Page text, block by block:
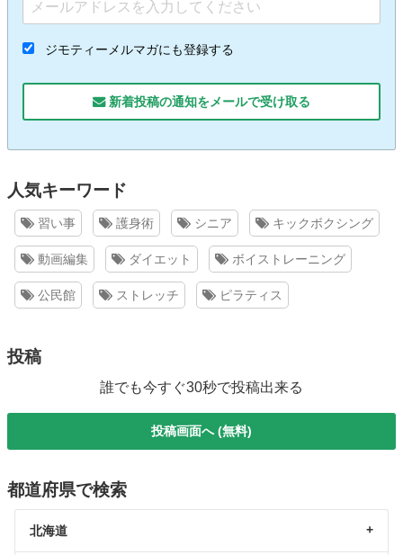
ジモティーメルマガにも登録する
新着投稿の通知をメールで受け取る
人気キーワード
習い事 護身術 シニア キックボクシング
動画編集 ダイエット ボイストレーニング
公民館 ストレッチ ピラティス
投稿
誰でも今すぐ30秒で投稿出来る
投稿画面へ (無料)
都道府県で検索
北海道